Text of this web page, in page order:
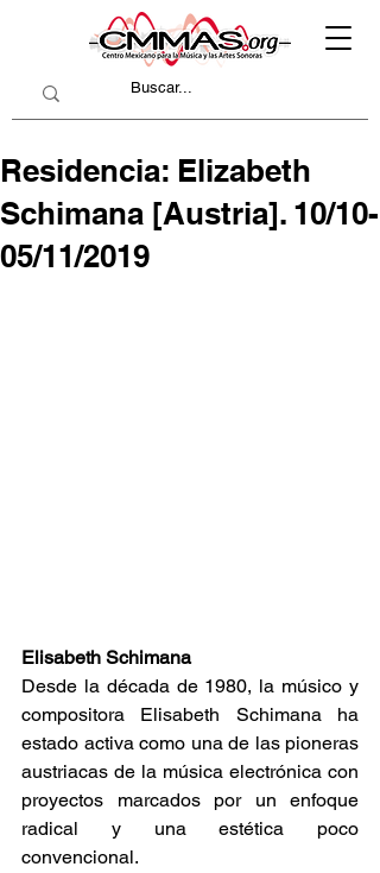
Residencia: Elizabeth
Schimana [Austria]. 10/10-
05/11/2019
Elisabeth Schimana
Desde la década de 1980, la músico y
compositora Elisabeth Schimana ha
estado activa como una de las pioneras
austriacas de la música electrónica con
proyectos marcados por un enfoque
radical y una estética poco
convencional.